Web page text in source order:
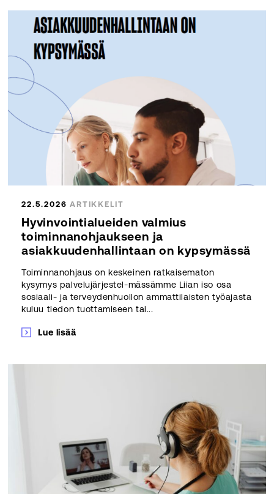
22.5.2026 ARTIKKELIT
Hyvinvointialueiden valmius
toiminnanohjaukseen ja
asiakkuudenhallintaan on kypsymässä
Toiminnanohjaus on keskeinen ratkaisematon
kysymys palvelujärjestel-mässämme Liian iso osa
sosiaali- ja terveydenhuollon ammattilaisten työajasta
kuluu tiedon tuottamiseen tai...
Lue lisää